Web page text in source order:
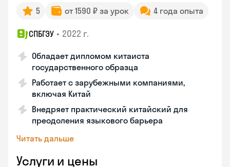
5 от 1590 ₽ за урок 4 года опыта
СПБГЭУ • 2022 г.
Обладает дипломом китаиста
государственного образца
Работает с зарубежными компаниями,
включая Китай
Внедряет практический китайский для
преодоления языкового барьера
Читать дальше
Услуги и цены